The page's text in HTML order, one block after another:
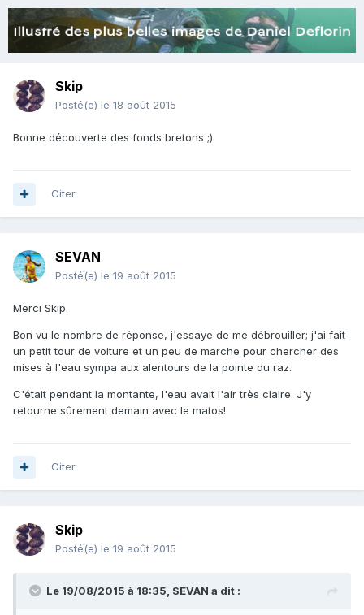
Skip
Posté(e) le 18 août 2015
Bonne découverte des fonds bretons ;)
Citer
SEVAN
Posté(e) le 19 août 2015
Merci Skip.
Bon vu le nombre de réponse, j'essaye de me débrouiller; j'ai fait
un petit tour de voiture et un peu de marche pour chercher des
mises à l'eau sympa aux alentours de la pointe du raz.
C'était pendant la montante, l'eau avait l'air très claire. J'y
retourne sûrement demain avec le matos!
Citer
Skip
Posté(e) le 19 août 2015
Le 19/08/2015 à 18:35, SEVAN a dit :